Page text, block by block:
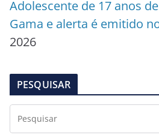
Adolescente de 17 anos
Gama e alerta é emitido
2026
PESQUISAR